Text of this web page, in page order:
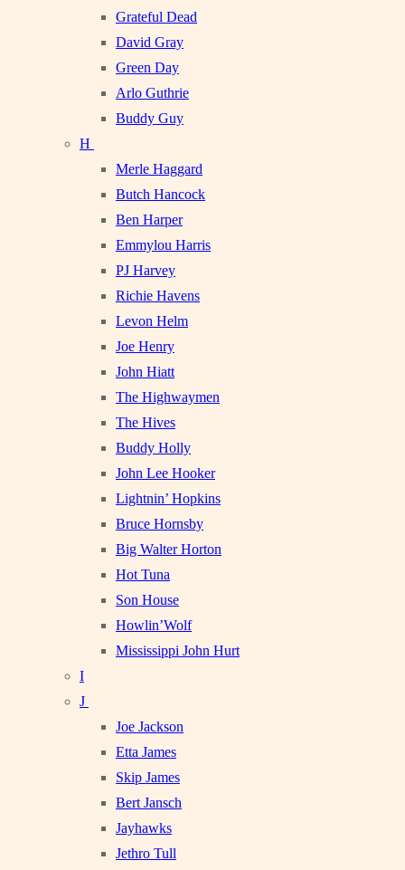
Grateful Dead
David Gray
Green Day
Arlo Guthrie
Buddy Guy
H
Merle Haggard
Butch Hancock
Ben Harper
Emmylou Harris
PJ Harvey
Richie Havens
Levon Helm
Joe Henry
John Hiatt
The Highwaymen
The Hives
Buddy Holly
John Lee Hooker
Lightnin’ Hopkins
Bruce Hornsby
Big Walter Horton
Hot Tuna
Son House
Howlin’Wolf
Mississippi John Hurt
I
J
Joe Jackson
Etta James
Skip James
Bert Jansch
Jayhawks
Jethro Tull